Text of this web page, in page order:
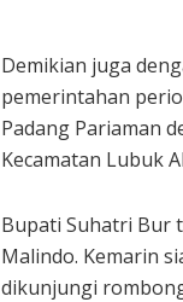
Demikian juga
pemerintahan
Padang Pariaman
Kecamatan Lubuk
Bupati Suhatri Bur
Malindo. Kemarin
dikunjungi